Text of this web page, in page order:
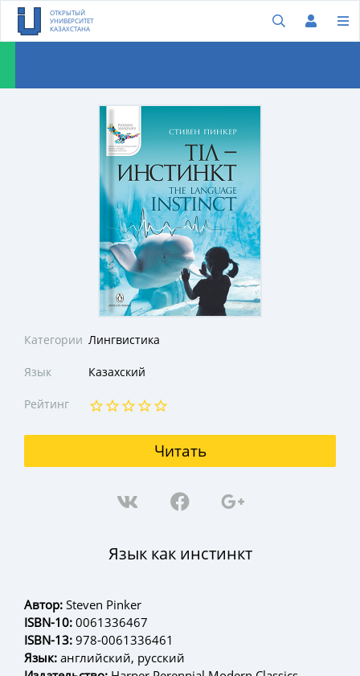
ОТКРЫТЫЙ
УНИВЕРСИТЕТ
КАЗАХСТАНА
Категории Лингвистика
Язык Казахский
Рейтинг
Читать
Язык как инстинкт
Автор: Steven Pinker
ISBN-10: 0061336467
ISBN-13: 978-0061336461
Язык: английский, русский